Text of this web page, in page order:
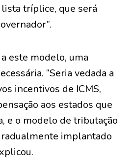
tríplice, que será
este modelo, uma
“Seria vedada a
incentivos de ICMS,
aos estados que
e o modelo de tributação
implantado